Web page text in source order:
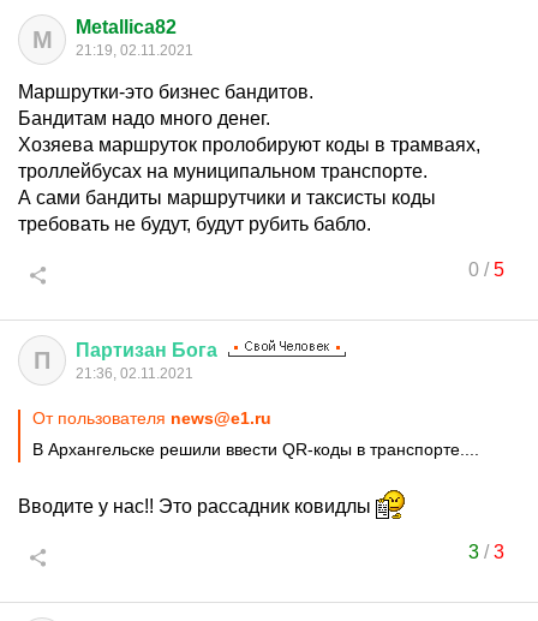
M Metallica82
21:19, 02.11.2021
Маршрутки-это бизнес бандитов.
Бандитам надо много денег.
Хозяева маршруток пролобируют коды в трамваях,
троллейбусах на муниципальном транспорте.
А сами бандиты маршрутчики и таксисты коды
требовать не будут, будут рубить бабло.
0/5
П Партизан Бога
21:36, 02.11.2021
От пользователя news@e1.ru
В Архангельске решили ввести QR-коды в транспорте....
Вводите у нас!! Это рассадник ковидлы
3/3